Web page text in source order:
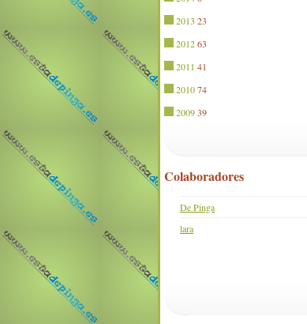
2013 23
201263
2011 41
201074
200939
Colaboradores
De Pinga
lara